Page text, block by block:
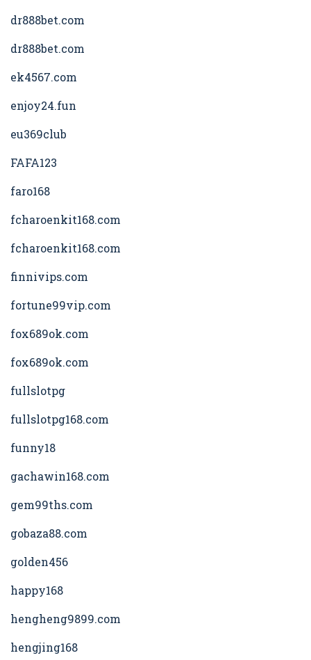
dr888bet.com
dr888bet.com
ek4567.com
enjoy24.fun
eu369club
FAFA123
faro168
fcharoenkit168.com
fcharoenkit168.com
finnivips.com
fortune99vip.com
fox689ok.com
fox689ok.com
fullslotpg
fullslotpg168.com
funny18
gachawin168.com
gem99ths.com
gobaza88.com
golden456
happy168
hengheng9899.com
hengjing168